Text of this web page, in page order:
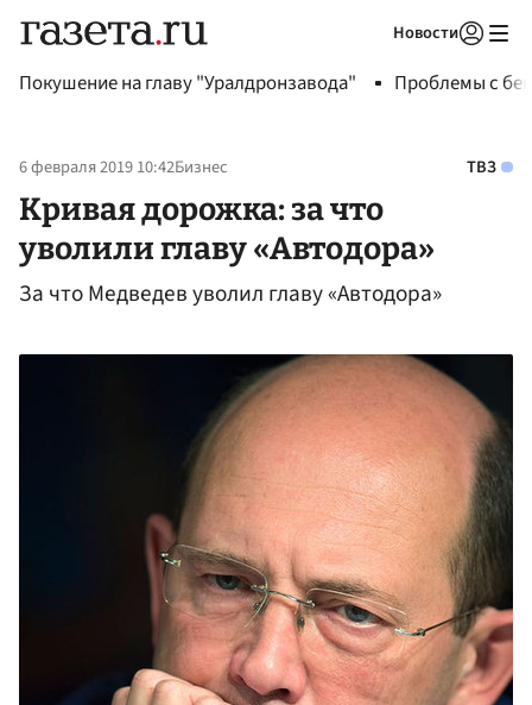
Новости
Покушение на главу "Уралдронзавода" Проблемы с
6 февраля 2019 10:42Бизнес ТВЗ
Кривая дорожка: за что
уволили главу «Автодора»
За что Медведев уволил главу «Автодора»